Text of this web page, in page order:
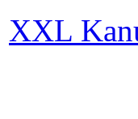
XXL